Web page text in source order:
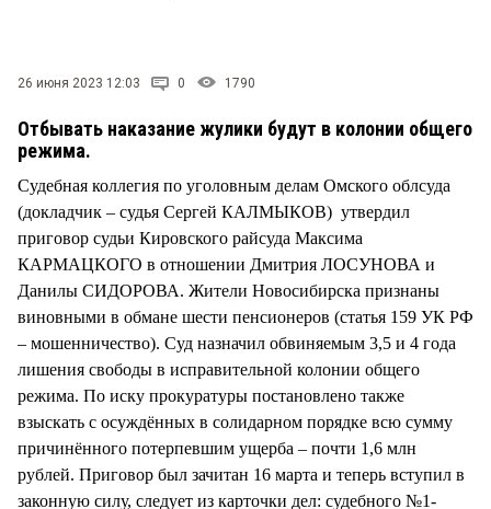
26 июня 2023 12:03 0 1790
Отбывать наказание жулики будут в колонии общего
режима.
Судебная коллегия по уголовным делам Омского облсуда
(докладчик – судья Сергей КАЛМЫКОВ) утвердил
приговор судьи Кировского райсуда Максима
КАРМАЦКОГО в отношении Дмитрия ЛОСУНОВА и
Данилы СИДОРОВА. Жители Новосибирска признаны
виновными в обмане шести пенсионеров (статья 159 УК РФ
– мошенничество). Суд назначил обвиняемым 3,5 и 4 года
лишения свободы в исправительной колонии общего
режима. По иску прокуратуры постановлено также
взыскать с осуждённых в солидарном порядке всю сумму
причинённого потерпевшим ущерба – почти 1,6 млн
рублей. Приговор был зачитан 16 марта и теперь вступил в
законную силу, следует из карточки дел: судебного №1-